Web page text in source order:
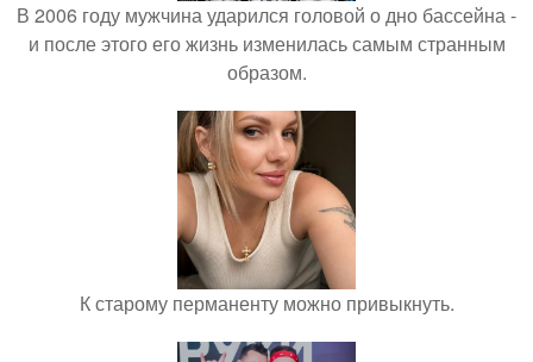
В 2006 году мужчина ударился головой о дно бассейна -
и после этого его жизнь изменилась самым странным
образом.
К старому перманенту можно привыкнуть.